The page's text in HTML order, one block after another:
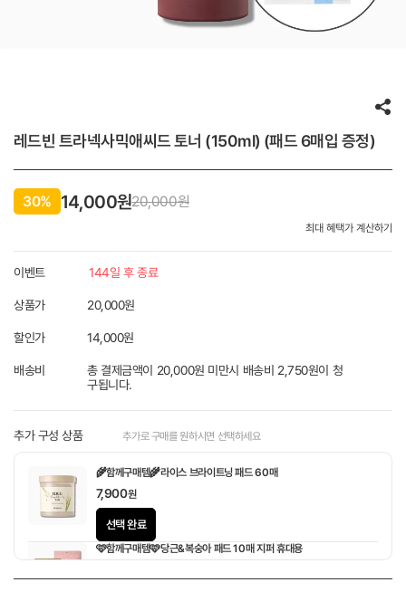
레드빈 트라넥사믹애씨드 토너 (150ml) (패드 6매입 증정)
최대 혜택가 계산하기
30% 14,000원20,000원
이벤트 144일 후 종료
상품가 20,000원
할인가 14,000원
배송비
총 결제금액이 20,000원 미만시 배송비 2,750원이 청
구됩니다.
추가 구성 상품 추가로 구매를 원하시면 선택하세요
🌾함께구매템🌾라이스 브라이트닝 패드 60매
7,900원
선택 완료
🩷함께구매템🩷당근&복숭아 패드 10매 지퍼 휴대용